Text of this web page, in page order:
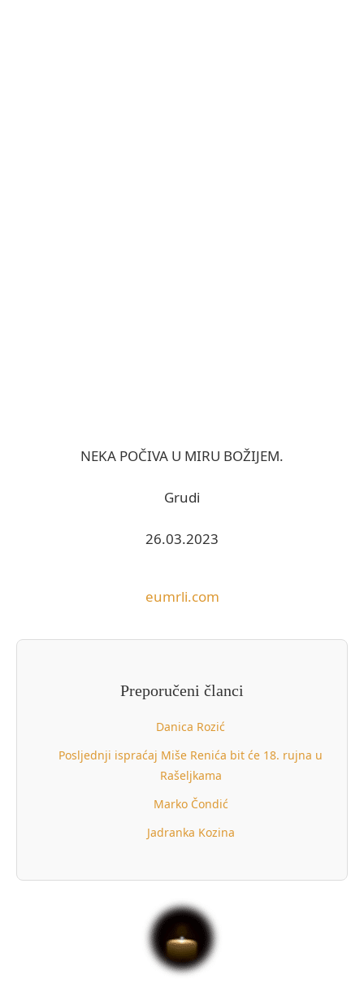
NEKA POČIVA U MIRU BOŽIJEM.
Grudi
26.03.2023
eumrli.com
Preporučeni članci
Danica Rozić
Posljednji ispraćaj Miše Renića bit će 18. rujna u
Rašeljkama
Marko Čondić
Jadranka Kozina